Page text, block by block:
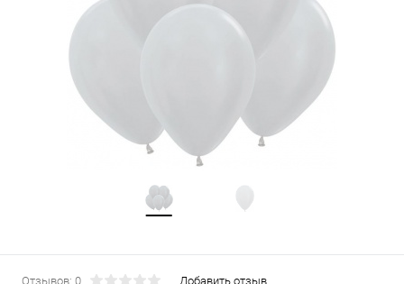
Отзывов: 0 Добавить отзыв